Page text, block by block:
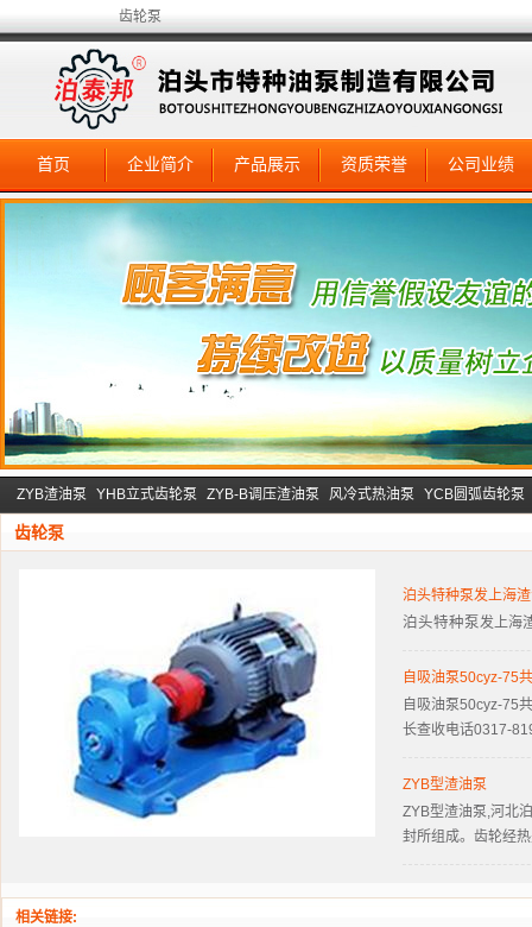
齿轮泵
首页 企业简介 产品展示 资质荣誉 公司业绩
ZYB渣油泵 YHB立式齿轮泵 ZYB-B调压渣油泵 风冷式热油泵 YCB圆弧齿轮泵
齿轮泵
泊头特种泵发上海
泊头特种泵发上海
自吸油泵50cyz-75
自吸油泵50cyz-75
长查收电话0317-
ZYB型渣油泵
ZYB型渣油泵,河北
封所组成。齿轮经
相关链接: